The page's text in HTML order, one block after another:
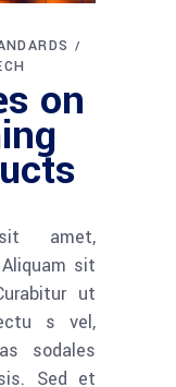
on
amet,
sit
ut
s vel,
sodales
Sed et